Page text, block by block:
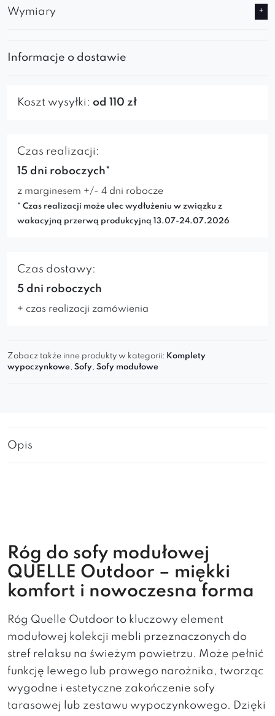
Róg QUELLE to elegancki i
modułowej
sypialni czy przestrzeni biurowej. Dzięki
Dlaczego warto?
Ergonomiczne, głębokie siedzisko
Designerski kształt i wysoka jakość
Idealna baza do stworzenia dużej
narożnej
kolekcji QUELLE
Stwórz własny zestaw z QUELLE i ciesz się
Wymiary
Informacje o dostawie
Koszt wysyłki: od 110 zł
Czas realizacji:
15 dni roboczych*
z marginesem +/- 4 dni robocze
* Czas realizacji może ulec wydłużeniu w związku z
wakacyjną przerwą produkcyjną 13.07-24.07.2026
Czas dostawy:
5 dni roboczych
+ czas realizacji zamówienia
Zobacz także inne produkty w kategorii: Komplety
wypoczynkowe, Sofy, Sofy modułowe
Opis
Róg do sofy modułowej
QUELLE Outdoor – miękki
komfort i nowoczesna forma
Róg Quelle Outdoor to kluczowy element
modułowej kolekcji mebli przeznaczonych do
stref relaksu na świeżym powietrzu. Może pełnić
funkcję lewego lub prawego narożnika, tworząc
wygodne i estetyczne zakończenie sofy
tarasowej lub zestawu wypoczynkowego. Dzięki